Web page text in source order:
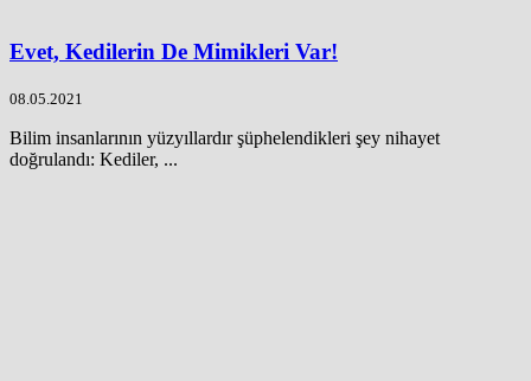
Evet, Kedilerin De Mimikleri Var!
08.05.2021
Bilim insanlarının yüzyıllardır şüphelendikleri şey nihayet
doğrulandı: Kediler, ...